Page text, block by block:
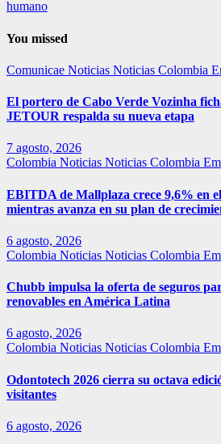
humano
You missed
Comunicae Noticias Noticias Colombia
El portero de Cabo Verde Vozinha
JETOUR respalda su nueva etapa
7 agosto, 2026
Colombia Noticias Noticias Colombia
EBITDA de Mallplaza crece 9,6% en
mientras avanza en su plan de
6 agosto, 2026
Colombia Noticias Noticias Colombia
Chubb impulsa la oferta de seguros
renovables en América Latina
6 agosto, 2026
Colombia Noticias Noticias Colombia
Odontotech 2026 cierra su octava
visitantes
6 agosto, 2026